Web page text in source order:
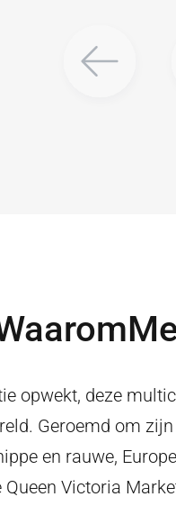
opwekt, deze
Geroemd om
en rauwe,
Victoria